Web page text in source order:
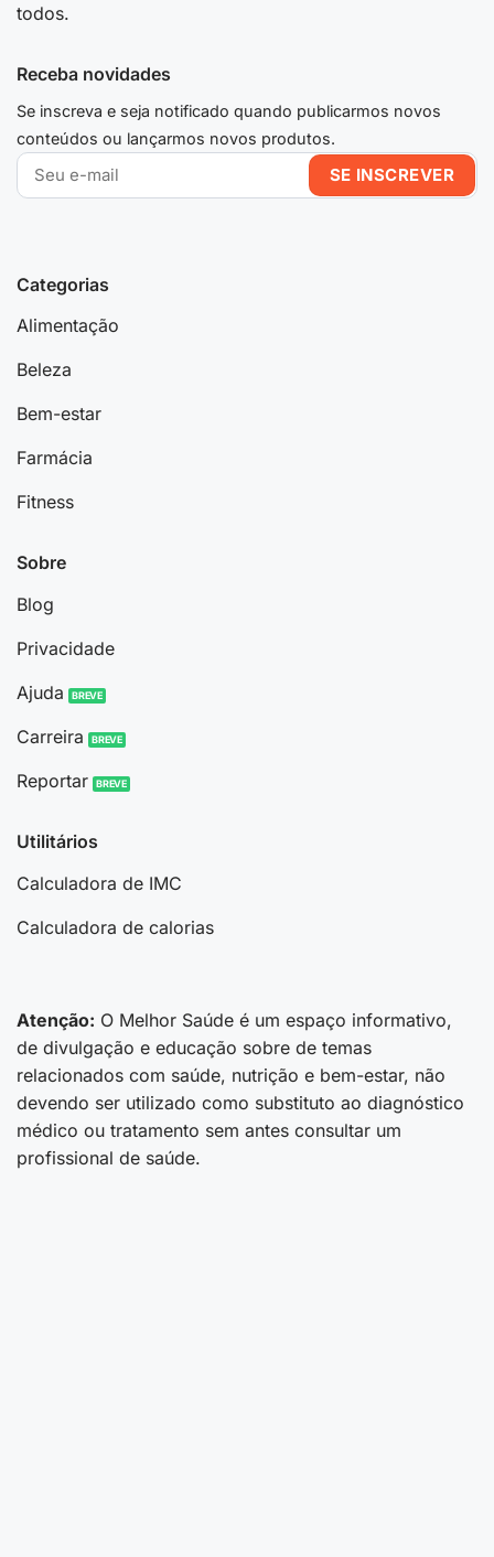
todos.
Categorias
Alimentação
Beleza
Bem-estar
Farmácia
Fitness
Sobre
Blog
Privacidade
Ajuda
Carreira
Reportar
Utilitários
Calculadora de IMC
Calculadora de calorias
Receba novidades
Se inscreva e seja notificado quando publicarmos novos
conteúdos ou lançarmos novos produtos.
Atenção: O Melhor Saúde é um espaço informativo,
de divulgação e educação sobre de temas
relacionados com saúde, nutrição e bem-estar, não
devendo ser utilizado como substituto ao diagnóstico
médico ou tratamento sem antes consultar um
profissional de saúde.